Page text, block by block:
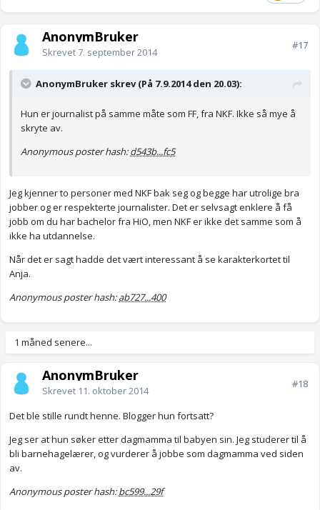
AnonymBruker
Skrevet7. september 2014
#17
AnonymBruker skrev (På 7.9.2014 den 20.03):
Hun er journalist på samme måte som FF, fra NKF. Ikke så mye å
skryte av.
Anonymous poster hash:d543b...fc5
Jeg kjenner to personer med NKF bak seg og begge har utrolige bra
jobber og er respekterte journalister. Det er selvsagt enklere å få
jobb om du har bachelor fra HiO, men NKF er ikke det samme som å
ikke ha utdannelse.
Når det er sagt hadde det vært interessant å se karakterkortet til
Anja.
Anonymous poster hash:ab727...400
1 måned senere...
AnonymBruker
Skrevet 11. oktober 2014
#18
Det ble stille rundt henne. Blogger hun fortsatt?
Jeg ser at hun søker etter dagmamma til babyen sin. Jeg studerer til å
bli barnehagelærer, og vurderer å jobbe som dagmamma ved siden
av.
Anonymous poster hash:bc599...29f